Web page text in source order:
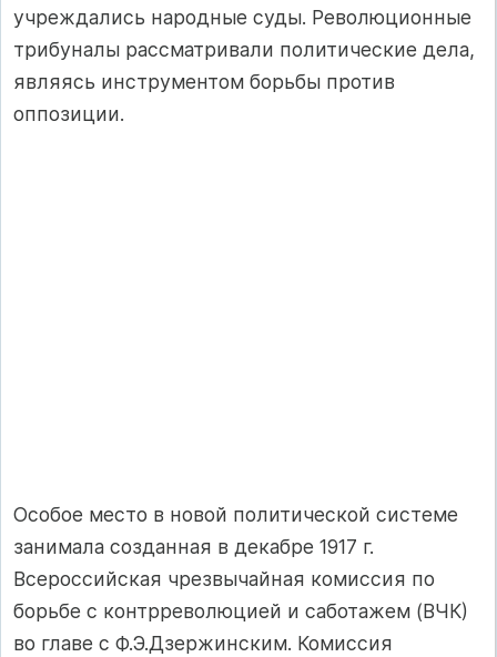
учреждались народные суды. Революционные
трибуналы рассматривали полити­ческие дела,
являясь инструментом борьбы против
оппозиции.
Особое место в новой политической системе
занимала создан­ная в декабре 1917 г.
Всероссийская чрезвычайная комиссия по
борь­бе с контрреволюцией и саботажем (ВЧК)
во главе с Ф.Э.Дзер­жинским. Комиссия